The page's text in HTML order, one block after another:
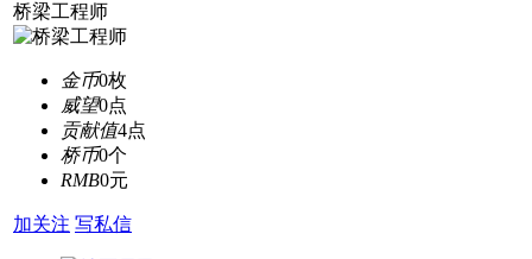
桥梁工程师
金币0枚
威望0点
贡献值4点
桥币0个
RMB0元
加关注 写私信